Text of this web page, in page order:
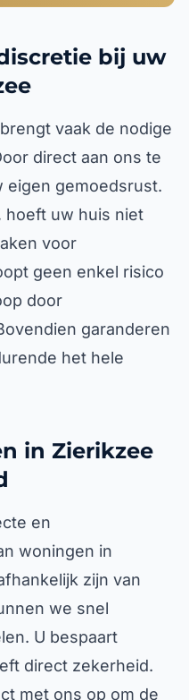
bij uw
vaak de nodige
direct aan ons te
eigen gemoedsrust.
hoeft uw huis niet
voor
geen enkel risico
door
garanderen
het hele
in Zierikzee
en
woningen in
zijn van
we snel
U bespaart
direct zekerheid.
met ons op om de